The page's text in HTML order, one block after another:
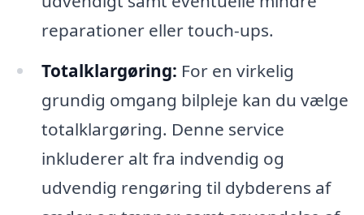
reparationer eller touch-ups.
Totalklargøring: For en virkelig
grundig omgang bilpleje kan du vælge
totalklargøring. Denne service
inkluderer alt fra indvendig og
udvendig rengøring til dybderens af